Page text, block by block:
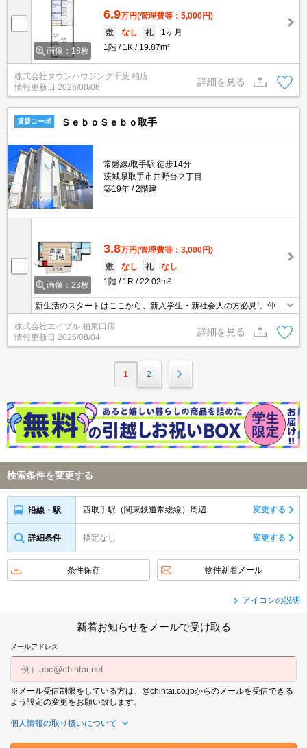
画像：18枚
6.9万円(管理費等：5,000円)
敷
なし 礼
1ヶ月
1階
1K 19.87m²
株式会社タウンハウジング千葉 柏店
情報更新日 2026/08/06
詳細を見る
賃貸コーポ ＳｅｂｏＳｅｂｏ取手
常磐線/取手駅 徒歩14分
茨城県取手市井野台２丁目
築19年
2階建
画像：23枚
3.8万円(管理費等：3,000円)
敷
なし 礼
なし
1階
1R 22.02m²
新生活のスタートはここから。新入学生・新社会人の方必見!。仲介
手数料家賃の55%。角部屋。閑静な住宅街。自社管理物件。礼金
0・敷金0。引越指定業者あり。クレジットで家賃支払可。
株式会社エイブル 柏東口店
情報更新日 2026/08/04
詳細を見る
1 2
検索条件を変更する
沿線・駅 西取手駅（関東鉄道常総線）周辺 変更する
詳細条件 指定なし 変更する
条件保存 物件新着メール
アイコンの説明
新着お知らせをメールで受け取る
メールアドレス
※メール受信制限をしている方は、@chintai.co.jpからのメールを受信できる
よう設定の変更をお願い致します。
個人情報の取り扱いについて